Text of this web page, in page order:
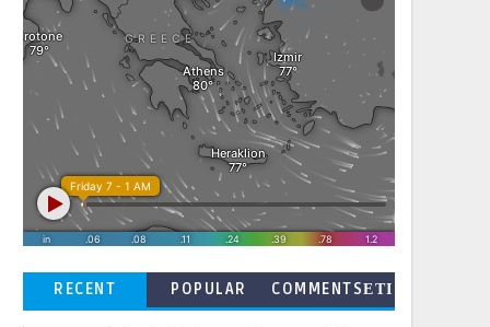
RECENT POPULAR
COMMENTSΕΤΙ